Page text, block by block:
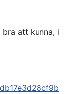
att kunna, i